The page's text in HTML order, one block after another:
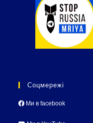
Соцмережі
Ми в facebook